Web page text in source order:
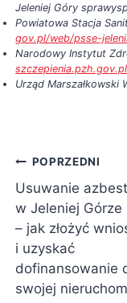
Jeleniej Góry
Powiatowa Stacja
gov.pl/web/psse-
Narodowy Instytut
szczepienia.pzh.gov.pl
Urząd Marszałkowski
Nawigacja
wpisu
POPRZEDNI
Usuwanie
w Jeleniej Górze
– jak złożyć
i uzyskać
dofinansowanie
swojej